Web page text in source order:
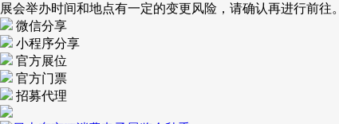
展会举办时间和地点有一定的变更风险，请确认再进行前往。
微信分享
小程序分享
官方展位
官方门票
招募代理